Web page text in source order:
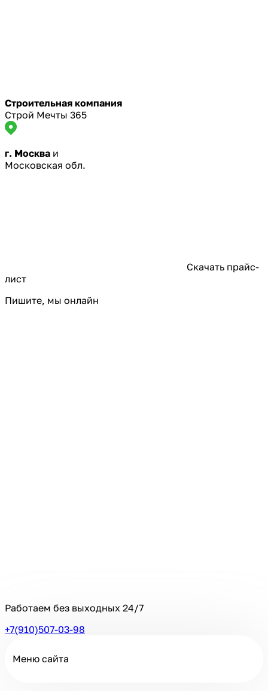
Строительная компания
Строй Мечты 365
г. Москва и
Московская обл.
Скачать прайс-
лист
Пишите, мы онлайн
Работаем без выходных 24/7
+7(910)507-03-98
Меню сайта